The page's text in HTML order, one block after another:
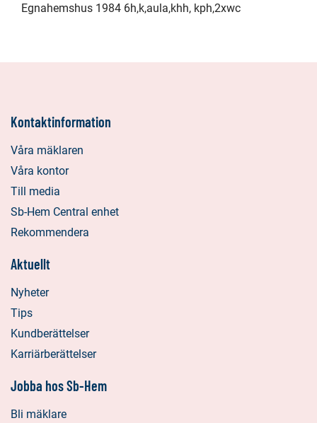
Egnahemshus 1984 6h,k,aula,khh, kph,2xwc
Kontaktinformation
Våra mäklaren
Våra kontor
Till media
Sb-Hem Central enhet
Rekommendera
Aktuellt
Nyheter
Tips
Kundberättelser
Karriärberättelser
Jobba hos Sb-Hem
Bli mäklare